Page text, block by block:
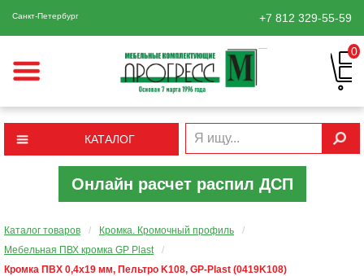
Санкт-Петербург +7 812 329-55-59
0
КАТАЛОГ
Онлайн расчет распил ДСП
Каталог товаров / Кромка. Кромочный профиль
/
Мебельная ПВХ кромка GP Plast
/
Кромка ПВХ 0,4x19 мм, Пельтро K108, GP-Plast (0419K108)